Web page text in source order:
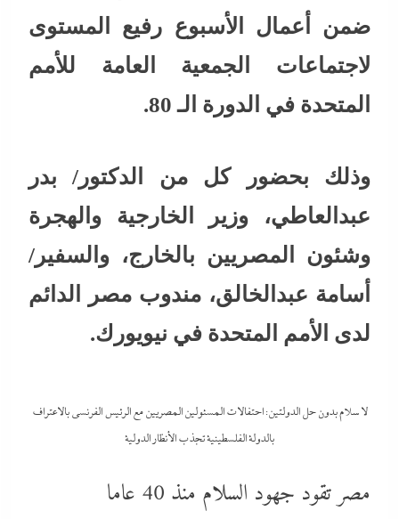
ضمن أعمال الأسبوع رفيع المستوى
لاجتماعات الجمعية العامة للأمم
المتحدة في الدورة الـ 80.
وذلك بحضور كل من الدكتور/ بدر
عبدالعاطي، وزير الخارجية والهجرة
وشئون المصريين بالخارج، والسفير/
أسامة عبدالخالق، مندوب مصر الدائم
لدى الأمم المتحدة في نيويورك.
لا سلام بدون حل الدولتين: احتفالات المسئولين المصريين مع الرئيس الفرنسي بالاعتراف
بالدولة الفلسطينية تجذب الأنظار الدولية
مصر تقود جهود السلام منذ 40 عاما